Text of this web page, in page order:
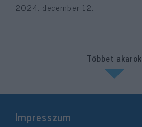
2024. december 12.
Többet akarok
Impresszum